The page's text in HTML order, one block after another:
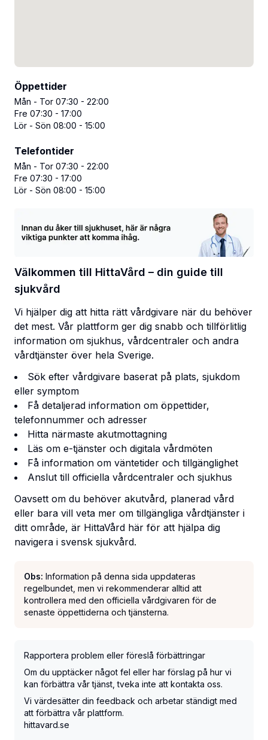
Öppettider
Mån - Tor 07:30 - 22:00
Fre 07:30 - 17:00
Lör - Sön 08:00 - 15:00
Telefontider
Mån - Tor 07:30 - 22:00
Fre 07:30 - 17:00
Lör - Sön 08:00 - 15:00
Välkommen till HittaVård – din guide till
sjukvård
Vi hjälper dig att hitta rätt vårdgivare när du behöver
det mest. Vår plattform ger dig snabb och tillförlitlig
information om sjukhus, vårdcentraler och andra
vårdtjänster över hela Sverige.
Sök efter vårdgivare baserat på plats, sjukdom
eller symptom
Få detaljerad information om öppettider,
telefonnummer och adresser
Hitta närmaste akutmottagning
Läs om e-tjänster och digitala vårdmöten
Få information om väntetider och tillgänglighet
Anslut till officiella vårdcentraler och sjukhus
Oavsett om du behöver akutvård, planerad vård
eller bara vill veta mer om tillgängliga vårdtjänster i
ditt område, är HittaVård här för att hjälpa dig
navigera i svensk sjukvård.
Obs: Information på denna sida uppdateras
regelbundet, men vi rekommenderar alltid att
kontrollera med den officiella vårdgivaren för de
senaste öppettiderna och tjänsterna.
Rapportera problem eller föreslå förbättringar
Om du upptäcker något fel eller har förslag på hur vi
kan förbättra vår tjänst, tveka inte att kontakta oss.
Vi värdesätter din feedback och arbetar ständigt med
att förbättra vår plattform.
hittavard.se